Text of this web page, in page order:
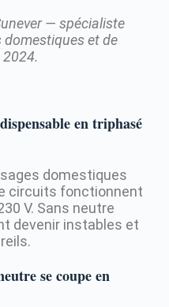
— spécialiste
et de
2024.
en triphasé
domestiques
circuits fonctionnent
V. Sans neutre
devenir instables et
se coupe en